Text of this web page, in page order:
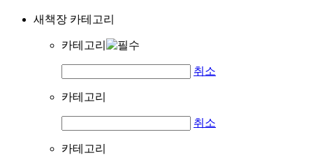
새책장 카테고리
카테고리
취소
카테고리
취소
카테고리